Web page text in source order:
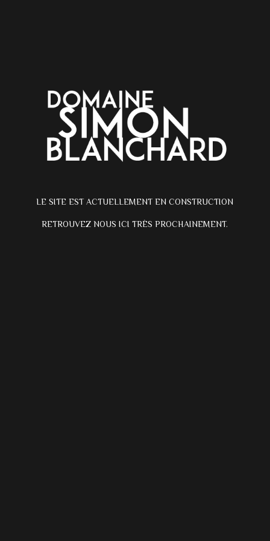
LE SITE EST ACTUELLEMENT EN CONSTRUCTION
RETROUVEZ NOUS ICI TRÈS PROCHAINEMENT.